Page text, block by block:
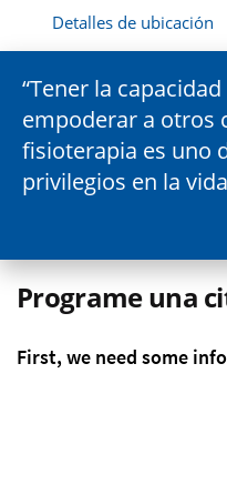
Detalles de ubicación
Tener la
empoderar a otros
fisioterapia es uno
privilegios en la
Programe una